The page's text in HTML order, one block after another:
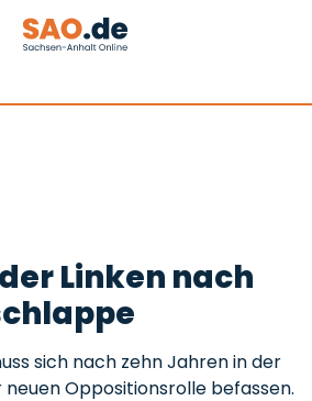
Linken nach
sich nach zehn Jahren in der
Oppositionsrolle befassen.